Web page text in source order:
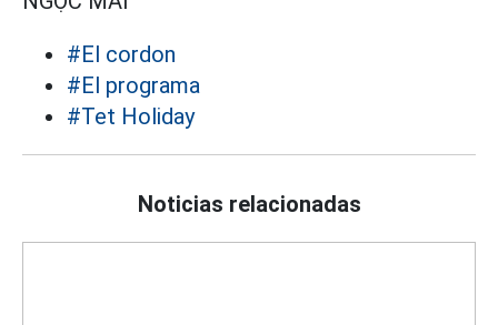
#El cordon
#El programa
#Tet Holiday
Noticias relacionadas